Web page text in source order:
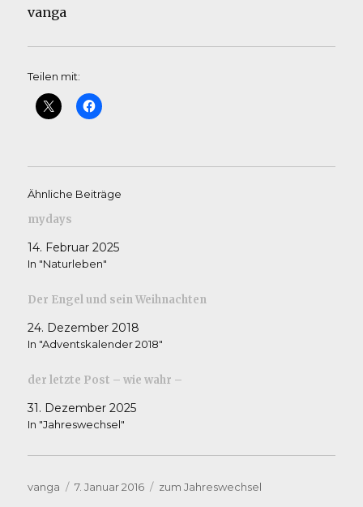
vanga
Teilen mit:
Ähnliche Beiträge
mydays
14. Februar 2025
In "Naturleben"
Der Engel und sein Weihnachten
24. Dezember 2018
In "Adventskalender 2018"
der letzte Post – wie wahr –
31. Dezember 2025
In "Jahreswechsel"
Autor
vanga
Veröffentlicht
7. Januar 2016 Kategorien
zum Jahreswechsel